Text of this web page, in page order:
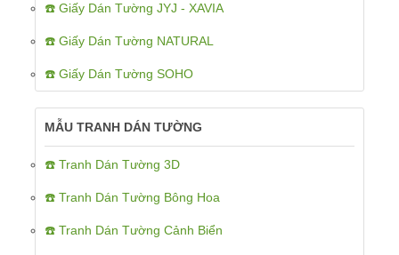
☎️ Giấy Dán Tường JYJ - XAVIA
☎️ Giấy Dán Tường NATURAL
☎️ Giấy Dán Tường SOHO
MẪU TRANH DÁN TƯỜNG
☎️ Tranh Dán Tường 3D
☎️ Tranh Dán Tường Bông Hoa
☎️ Tranh Dán Tường Cảnh Biển